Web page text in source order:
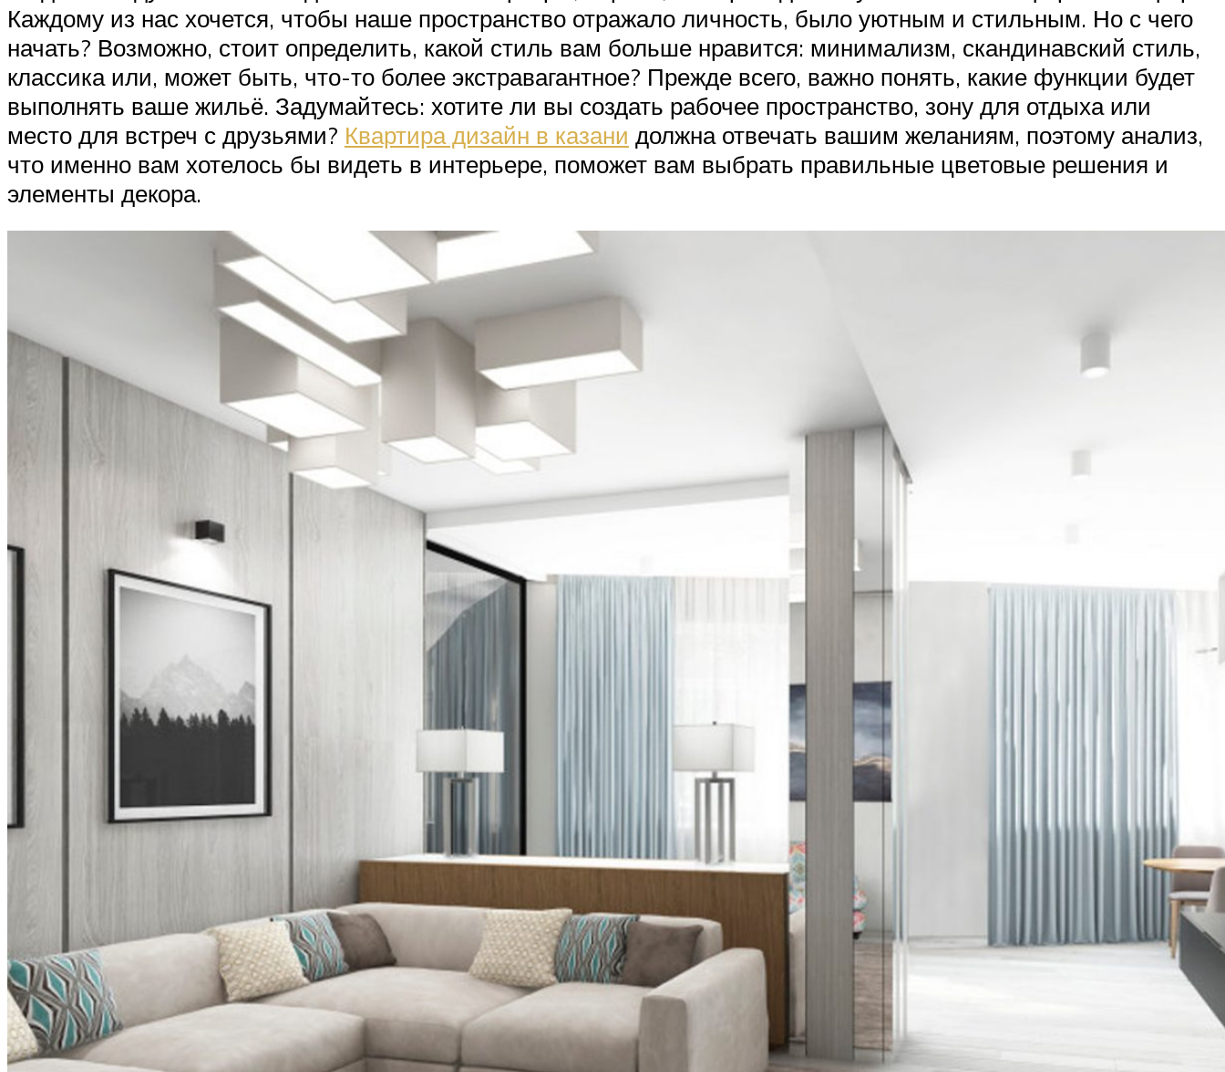
Каждому из нас хочется, чтобы наше пространство отражало личность, было уютным и стильным. Но с чего
начать? Возможно, стоит определить, какой стиль вам больше нравится: минимализм, скандинавский стиль,
классика или, может быть, что-то более экстравагантное? Прежде всего, важно понять, какие функции будет
выполнять ваше жильё. Задумайтесь: хотите ли вы создать рабочее пространство, зону для отдыха или
место для встреч с друзьями? Квартира дизайн в казани должна отвечать вашим желаниям, поэтому анализ,
что именно вам хотелось бы видеть в интерьере, поможет вам выбрать правильные цветовые решения и
элементы декора.